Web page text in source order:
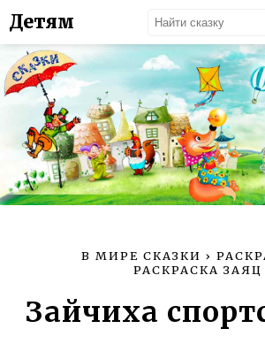
Детям
В МИРЕ СКАЗКИ ›
РАСКРАСКА ЗАЯЦ
Зайчиха